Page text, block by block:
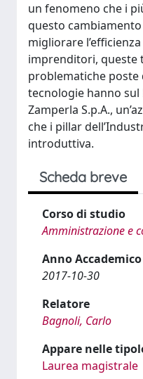
un fenomeno che i
questo
migliorare
imprenditori, queste
problematiche poste
tecnologie hanno sul
Zamperla S.p.A.,
che i pillar
introduttiva.
Scheda breve
Corso di studio
Amministrazione e
Anno Accademico
2017-10-30
Relatore
Bagnoli, Carlo
Appare nelle
Laurea magistrale